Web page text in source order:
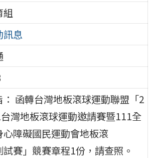
組
訊息
： 函轉台灣地板滾球運動聯盟「2
灣地板滾球運動邀請賽暨111全
心障礙國民運動會地板滾
試賽」競賽章程1份，請查照。